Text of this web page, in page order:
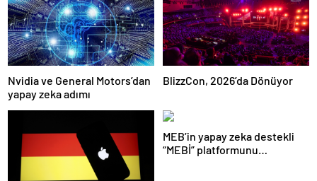
Nvidia ve General Motors’dan
yapay zeka adımı
BlizzCon, 2026’da Dönüyor
MEB’in yapay zeka destekli
“MEBİ” platformunu